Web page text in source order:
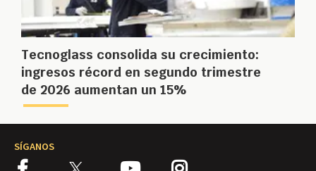
Tecnoglass consolida su crecimiento:
ingresos récord en segundo trimestre
de 2026 aumentan un 15%
SÍGANOS